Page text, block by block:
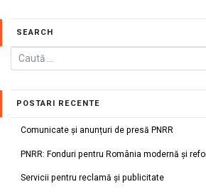
SEARCH
POSTARI RECENTE
Comunicate și anunțuri de presă PNRR
PNRR: Fonduri pentru România modernă și
Servicii pentru reclamă și publicitate